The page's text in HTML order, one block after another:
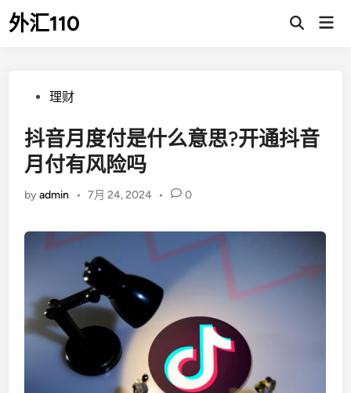
Skip
to外汇110
Open
Posted理财
抖音月度付是什么意思?开通抖音
月付有风险吗
byadmin • 7月 24, 2024 • 0